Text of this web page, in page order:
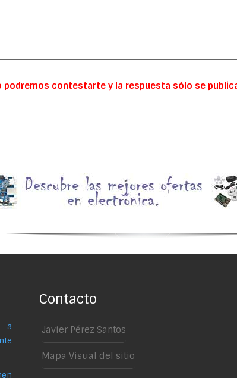
contestarte y la respuesta sólo se
a
Contacto
Javier Pérez Santos
Mapa Visual del sitio